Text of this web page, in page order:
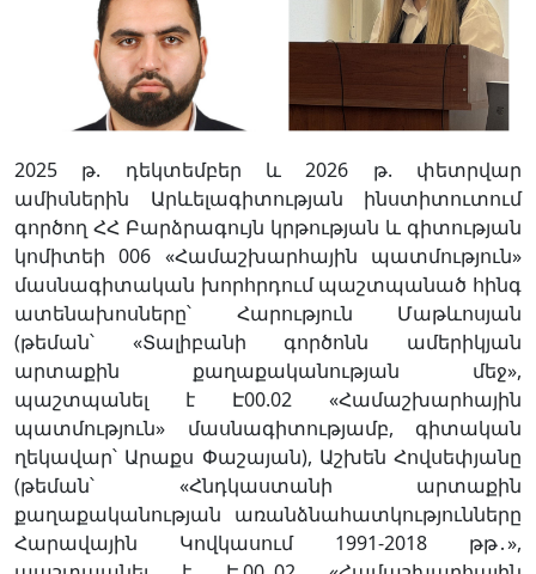
2025 թ. դեկտեմբեր և 2026 թ. փետրվար
ամիսներին Արևելագիտության ինստիտուտում
գործող ՀՀ Բարձրագույն կրթության և գիտության
կոմիտեի 006 «Համաշխարհային պատմություն»
մասնագիտական խորհրդում պաշտպանած հինգ
ատենախոսները՝ Հարություն Մաթևոսյան
(թեման՝ «Տալիբանի գործոնն ամերիկյան
արտաքին քաղաքականության մեջ»,
պաշտպանել է Է00.02 «Համաշխարհային
պատմություն» մասնագիտությամբ, գիտական
ղեկավար՝ Արաքս Փաշայան), Աշխեն Հովսեփյանը
(թեման՝ «Հնդկաստանի արտաքին
քաղաքականության առանձնահատկությունները
Հարավային Կովկասում 1991-2018 թթ․»,